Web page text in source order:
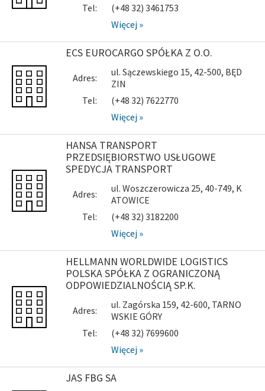
Tel:
(+48 32) 3461753
Więcej »
ECS EUROCARGO SPÓŁKA Z O.O.
Adres:
ul. Sączewskiego 15, 42-500, BĘD
ZIN
Tel:
(+48 32) 7622770
Więcej »
HANSA TRANSPORT
PRZEDSIĘBIORSTWO USŁUGOWE
SPEDYCJA TRANSPORT
Adres:
ul. Woszczerowicza 25, 40-749, K
ATOWICE
Tel:
(+48 32) 3182200
Więcej »
HELLMANN WORLDWIDE LOGISTICS
POLSKA SPÓŁKA Z OGRANICZONĄ
ODPOWIEDZIALNOŚCIĄ SP.K.
Adres:
ul. Zagórska 159, 42-600, TARNO
WSKIE GÓRY
Tel:
(+48 32) 7699600
Więcej »
JAS FBG SA